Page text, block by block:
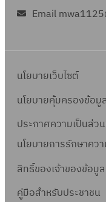
Email
นโยบายเว็บไซต์
นโยบายคุ้มครองข้อ
ประกาศความเป็นส่ว
นโยบายการรักษาคว
สิทธิ์ของเจ้าของข้อมูล
คู่มือสำหรับประชาชน